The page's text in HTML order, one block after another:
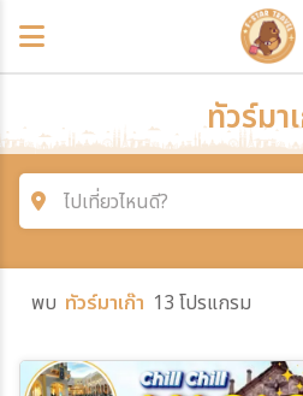
ทัวร์มา
ไปเที่ยวไหนดี?
ค้นหาโปรแก
พบ ทัวร์มาเก๊า 13 โปรแกรม